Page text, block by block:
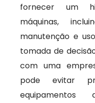
fornecer um
máquinas,
manutenção e
tomada de
com uma
pode evitar
equipamentos